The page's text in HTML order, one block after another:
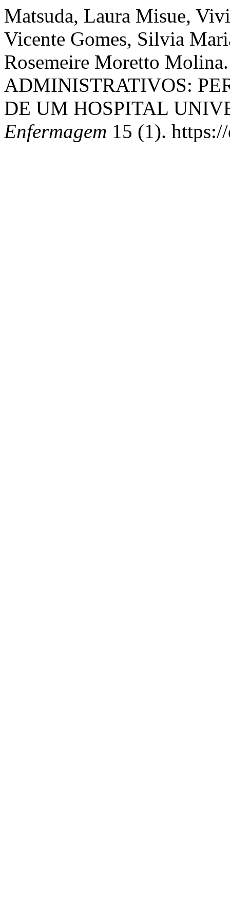
Matsuda, Laura Misue,
Vicente Gomes, Silvia
Rosemeire Moretto
ADMINISTRATIVOS:
DE UM HOSPITAL
Enfermagem 15 (1).